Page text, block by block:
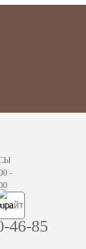
-
46-85